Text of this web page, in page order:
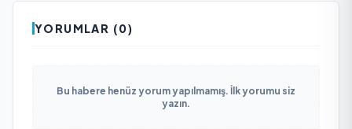
YORUMLAR (0)
Bu habere henüz yorum yapılmamış. İlk yorumu siz
yazın.